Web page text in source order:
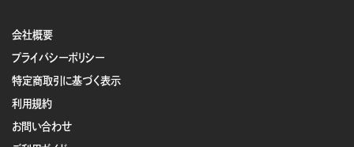
会社概要
プライバシーポリシー
特定商取引に基づく表示
利用規約
お問い合わせ